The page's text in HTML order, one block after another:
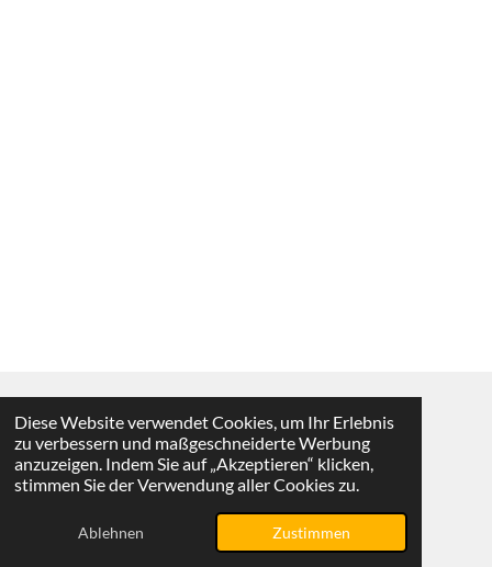
Diese Website verwendet Cookies, um Ihr Erlebnis
zu verbessern und maßgeschneiderte Werbung
anzuzeigen. Indem Sie auf „Akzeptieren“ klicken,
stimmen Sie der Verwendung aller Cookies zu.
Ablehnen Zustimmen
Vertrag widerrufen
© 2025 - 2026 KMS-Shop
Webador